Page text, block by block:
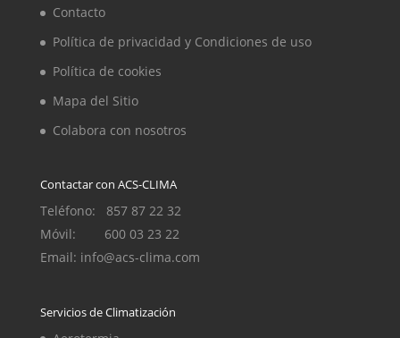
Contacto
Política de privacidad y Condiciones de uso
Política de cookies
Mapa del Sitio
Colabora con nosotros
Contactar con ACS-CLIMA
Teléfono: 857 87 22 32
Móvil: 600 03 23 22
Email: info@acs-clima.com
Servicios de Climatización